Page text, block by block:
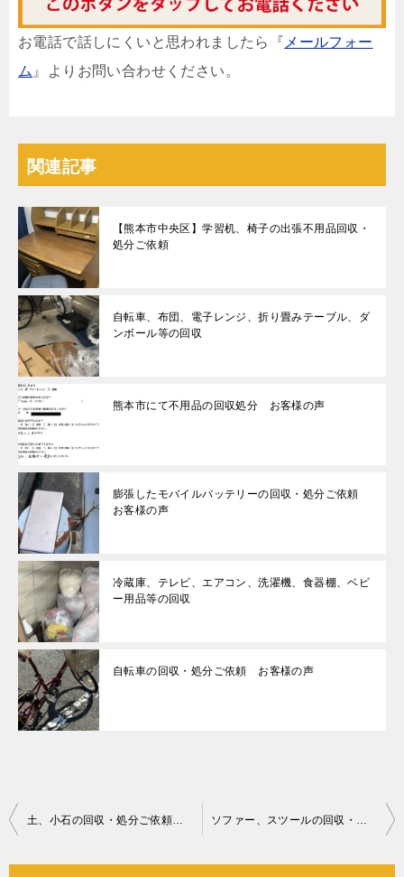
お電話で話しにくいと思われましたら『 メールフォー
ム 』よりお問い合わせください。
関連記事
【熊本市中央区】学習机、椅子の出張不用品回収・
処分ご依頼
自転車、布団、電子レンジ、折り畳みテーブル、ダ
ンボール等の回収
熊本市にて不用品の回収処分 お客様の声
膨張したモバイルバッテリーの回収・処分ご依頼
お客様の声
冷蔵庫、テレビ、エアコン、洗濯機、食器棚、ベビ
ー用品等の回収
自転車の回収・処分ご依頼 お客様の声
投
土、小石の回収・処分ご依頼 お客様の声 ソファー、スツールの回収・処分ご依頼 お客様の声